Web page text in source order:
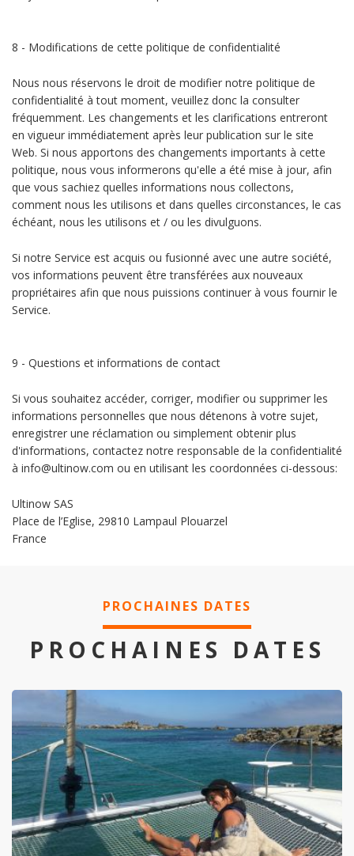
8 - Modifications de cette politique de confidentialité
Nous nous réservons le droit de modifier notre politique de
confidentialité à tout moment, veuillez donc la consulter
fréquemment. Les changements et les clarifications entreront
en vigueur immédiatement après leur publication sur le site
Web. Si nous apportons des changements importants à cette
politique, nous vous informerons qu'elle a été mise à jour, afin
que vous sachiez quelles informations nous collectons,
comment nous les utilisons et dans quelles circonstances, le cas
échéant, nous les utilisons et / ou les divulguons.
Si notre Service est acquis ou fusionné avec une autre société,
vos informations peuvent être transférées aux nouveaux
propriétaires afin que nous puissions continuer à vous fournir le
Service.
9 - Questions et informations de contact
Si vous souhaitez accéder, corriger, modifier ou supprimer les
informations personnelles que nous détenons à votre sujet,
enregistrer une réclamation ou simplement obtenir plus
d'informations, contactez notre responsable de la confidentialité
à info@ultinow.com ou en utilisant les coordonnées ci-dessous:
Ultinow SAS
Place de l’Eglise, 29810 Lampaul Plouarzel
France
PROCHAINES DATES
PROCHAINES DATES